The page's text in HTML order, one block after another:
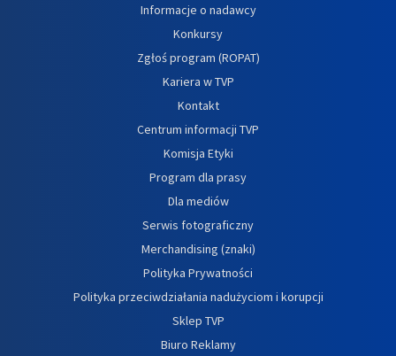
Informacje o nadawcy
Konkursy
Zgłoś program (ROPAT)
Kariera w TVP
Kontakt
Centrum informacji TVP
Komisja Etyki
Program dla prasy
Dla mediów
Serwis fotograficzny
Merchandising (znaki)
Polityka Prywatności
Polityka przeciwdziałania nadużyciom i korupcji
Sklep TVP
Biuro Reklamy